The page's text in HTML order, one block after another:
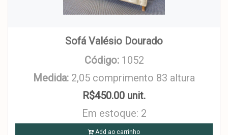
Sofá Valésio Dourado
Código: 1052
Medida: 2,05 comprimento 83 altura
R$450.00 unit.
Em estoque: 2
Add ao carrinho